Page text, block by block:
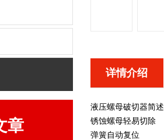
章
详情介绍
液压螺母破切器简述
锈蚀螺母轻易切除
弹簧自动复位